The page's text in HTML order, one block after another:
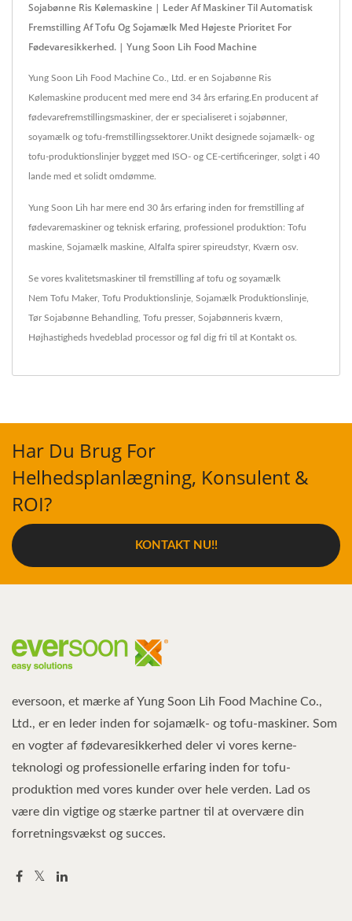
Sojabønne Ris Kølemaskine | Leder Af Maskiner Til Automatisk
Fremstilling Af Tofu Og Sojamælk Med Højeste Prioritet For
Fødevaresikkerhed. | Yung Soon Lih Food Machine
Yung Soon Lih Food Machine Co., Ltd. er en Sojabønne Ris
Kølemaskine producent med mere end 34 års erfaring.En producent af
fødevarefremstillingsmaskiner, der er specialiseret i sojabønner,
soyamælk og tofu-fremstillingssektorer.Unikt designede sojamælk- og
tofu-produktionslinjer bygget med ISO- og CE-certificeringer, solgt i 40
lande med et solidt omdømme.
Yung Soon Lih har mere end 30 års erfaring inden for fremstilling af
fødevaremaskiner og teknisk erfaring, professionel produktion: Tofu
maskine, Sojamælk maskine, Alfalfa spirer spireudstyr, Kværn osv.
Se vores kvalitetsmaskiner til fremstilling af tofu og soyamælk
Nem Tofu Maker, Tofu Produktionslinje Sojamælk Produktionslinje
Tør Sojabønne Behandling Tofu presser, Sojabønneris kværn
Højhastigheds hvedeblad processorog føl dig fri til at Kontakt os
Har Du Brug For
Helhedsplanlægning, Konsulent &
ROI?
KONTAKT NU!!
eversoon, et mærke af Yung Soon Lih Food Machine Co.,
Ltd., er en leder inden for sojamælk- og tofu-maskiner. Som
en vogter af fødevaresikkerhed deler vi vores kerne-
teknologi og professionelle erfaring inden for tofu-
produktion med vores kunder over hele verden. Lad os
være din vigtige og stærke partner til at overvære din
forretningsvækst og succes.